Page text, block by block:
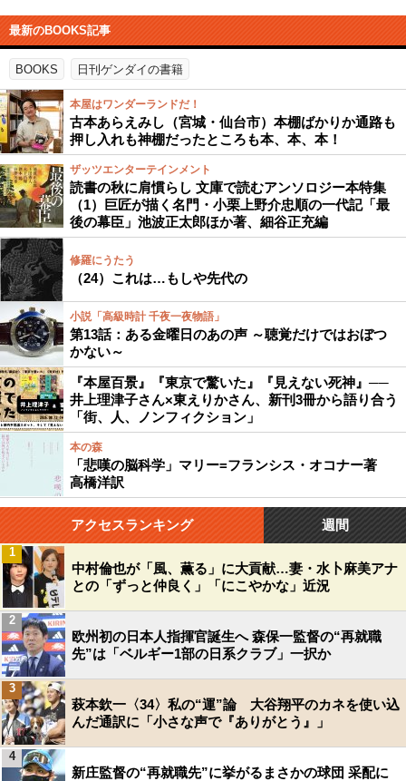
最新のBOOKS記事
BOOKS 日刊ゲンダイの書籍
本屋はワンダーランドだ！
古本あらえみし（宮城・仙台市）本棚ばかりか通路も
押し入れも神棚だったところも本、本、本！
ザッツエンターテインメント
読書の秋に肩慣らし 文庫で読むアンソロジー本特集
（1）巨匠が描く名門・小栗上野介忠順の一代記「最
後の幕臣」池波正太郎ほか著、細谷正充編
修羅にうたう
（24）これは…もしや先代の
小説「高級時計 千夜一夜物語」
第13話：ある金曜日のあの声 ～聴覚だけではおぼつ
かない～
『本屋百景』『東京で驚いた』『見えない死神』──
井上理津子さん×東えりかさん、新刊3冊から語り合う
「街、人、ノンフィクション」
本の森
「悲嘆の脳科学」マリー=フランシス・オコナー著
高橋洋訳
アクセスランキング 週間
中村倫也が「風、薫る」に大貢献…妻・水卜麻美アナ
との「ずっと仲良く」「にこやかな」近況
1
欧州初の日本人指揮官誕生へ 森保一監督の“再就職
先”は「ベルギー1部の日系クラブ」一択か
2
萩本欽一〈34〉私の“運”論 大谷翔平のカネを使い込
んだ通訳に「小さな声で『ありがとう』」
3
新庄監督の“再就職先”に挙がるまさかの球団 采配に
4